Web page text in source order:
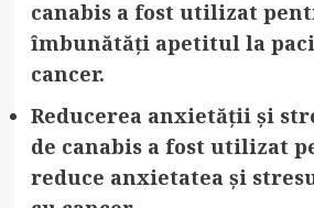
canabis a fost utilizat
îmbunătăți apetitul la
cancer.
Reducerea anxietății și
de canabis a fost utilizat
reduce anxietatea și